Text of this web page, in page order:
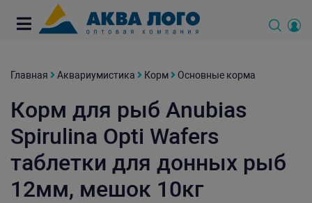
Главная Аквариумистика Корм Основные корма
Корм для рыб Anubias
Spirulina Opti Wafers
таблетки для донных рыб
12мм, мешок 10кг